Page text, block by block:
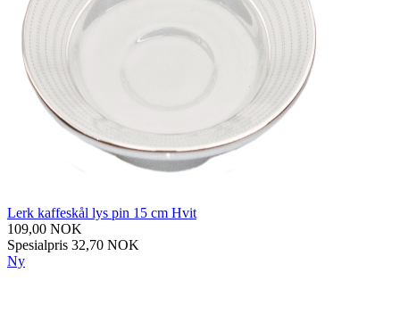
Lerk kaffeskål lys pin 15 cm Hvit
109,00 NOK
Spesialpris 32,70 NOK
Ny